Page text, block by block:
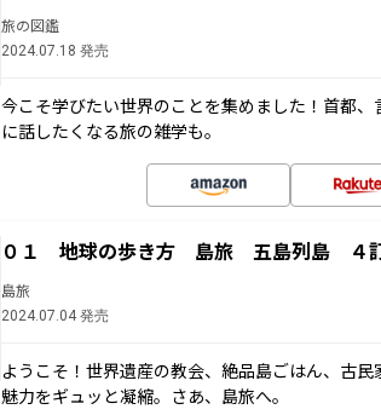
旅の図鑑
2024.07.18 発売
今こそ学びたい世界のことを集めました！首都
に話したくなる旅の雑学も。
０１ 地球の歩き方 島旅 五島列島 ４
島旅
2024.07.04 発売
ようこそ！世界遺産の教会、絶品島ごはん、古
魅力をギュッと凝縮。さあ、島旅へ。